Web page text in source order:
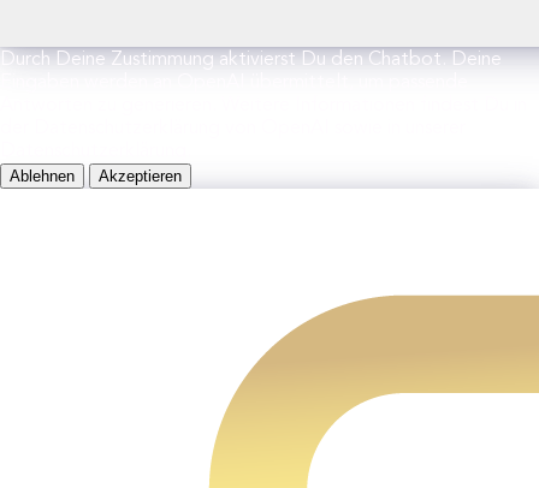
Durch Deine Zustimmung aktivierst Du den Chatbot. Deine
Ablehnen Akzeptieren